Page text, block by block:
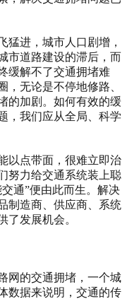
进，城市人口剧增，
市道路建设的滞后，而
缓解不了交通拥堵难
，无论是不停地修路、
的加剧。如何有效的缓
，我们应从全局、科学
点带面，很难立即治
努力给交通系统装上聪
通”便由此而生。解决
制造商、供应商、系统
了发展机会。
的交通拥堵，一个城
数据来说明，交通的传